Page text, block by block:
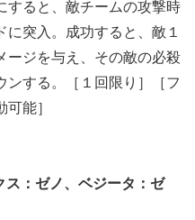
すると、敵チームの攻撃時
突入。成功すると、敵１
ージを与え、その敵の必殺
ンする。［１回限り］［フ
能］
ス：ゼノ、ベジータ：ゼ